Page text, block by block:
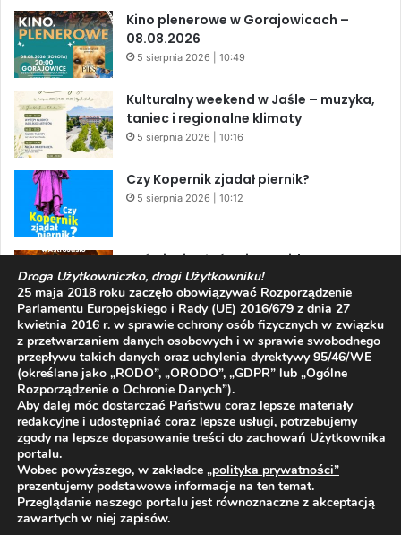
Kino plenerowe w Gorajowicach –
08.08.2026
5 sierpnia 2026 | 10:49
Kulturalny weekend w Jaśle – muzyka,
taniec i regionalne klimaty
5 sierpnia 2026 | 10:16
Czy Kopernik zjadał piernik?
5 sierpnia 2026 | 10:12
Zaćmienie Słońca i Perseidy. Dwa
niesamowite zjawiska astronomiczne
w ciągu jednego dnia!
3 sierpnia 2026 | 15:39
Facebook
X YouTube
2009 - 2026 © Wszelkie prawa zastrzeżone
O NAS
REDAKCJA POLITYKA PRYWATNOŚCI
Droga Użytkowniczko, drogi Użytkowniku!
25 maja 2018 roku zaczęło obowiązywać Rozporządzenie
Parlamentu Europejskiego i Rady (UE) 2016/679 z dnia 27
kwietnia 2016 r. w sprawie ochrony osób fizycznych w związku
z przetwarzaniem danych osobowych i w sprawie swobodnego
przepływu takich danych oraz uchylenia dyrektywy 95/46/WE
(określane jako „RODO”, „ORODO”, „GDPR” lub „Ogólne
Rozporządzenie o Ochronie Danych”).
Aby dalej móc dostarczać Państwu coraz lepsze materiały
redakcyjne i udostępniać coraz lepsze usługi, potrzebujemy
zgody na lepsze dopasowanie treści do zachowań Użytkownika
portalu.
Wobec powyższego, w zakładce „polityka prywatności”
prezentujemy podstawowe informacje na ten temat.
Przeglądanie naszego portalu jest równoznaczne z akceptacją
zawartych w niej zapisów.